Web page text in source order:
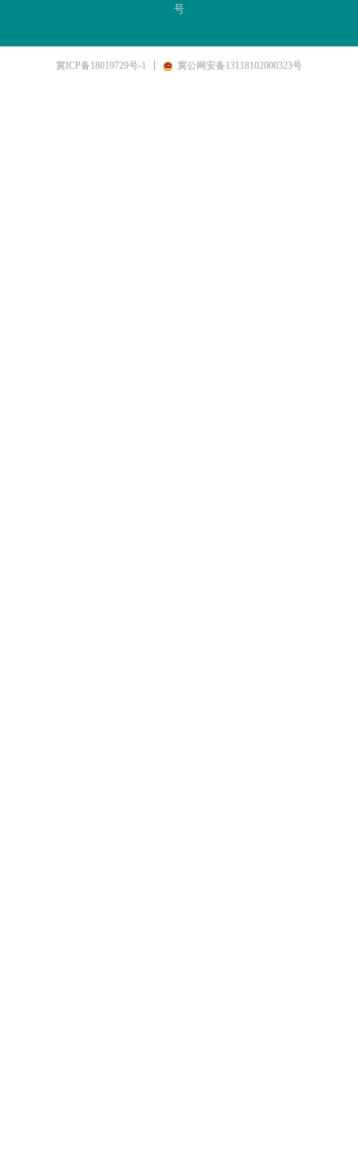
号
冀ICP备18019729号-1 冀公网安备13118102000323号